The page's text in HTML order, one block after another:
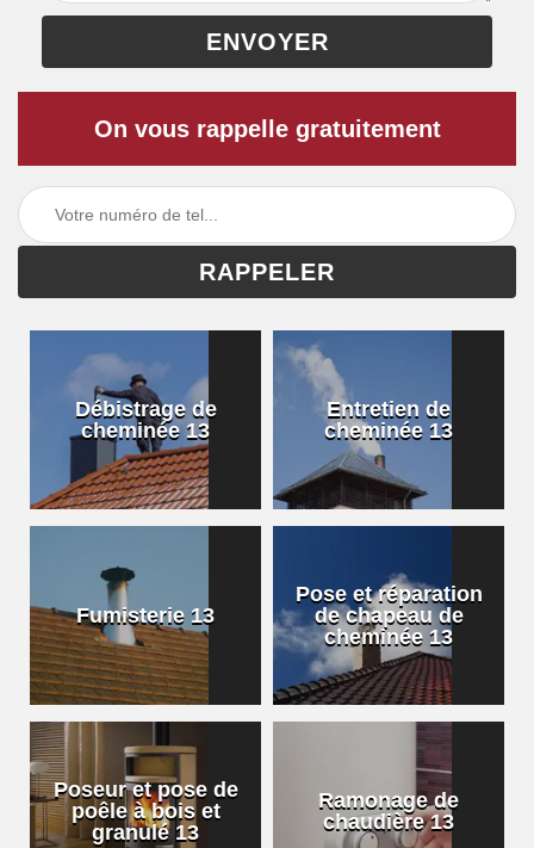
On vous rappelle gratuitement
Débistrage de
cheminée 13
Entretien de
cheminée 13
Fumisterie 13
Pose et réparation
de chapeau de
cheminée 13
Poseur et pose de
poêle à bois et
granulé 13
Ramonage de
chaudière 13